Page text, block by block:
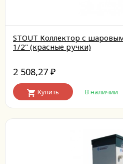
STOUT Коллектор с
1/2" (красные ручки)
2 508,27 ₽
Купить В наличии